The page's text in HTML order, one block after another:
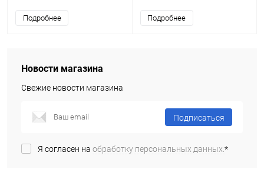
Подробнее Подробнее
Новости магазина
Свежие новости магазина
Подписаться
Я согласен на обработку персональных данных.*